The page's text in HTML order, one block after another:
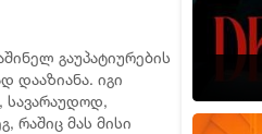
გაუპატიურების
დააზიანა. იგი
რაშიც მას მისი